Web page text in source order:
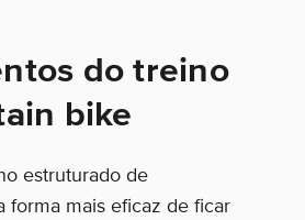
do treino
bike
estruturado de
forma mais eficaz de ficar